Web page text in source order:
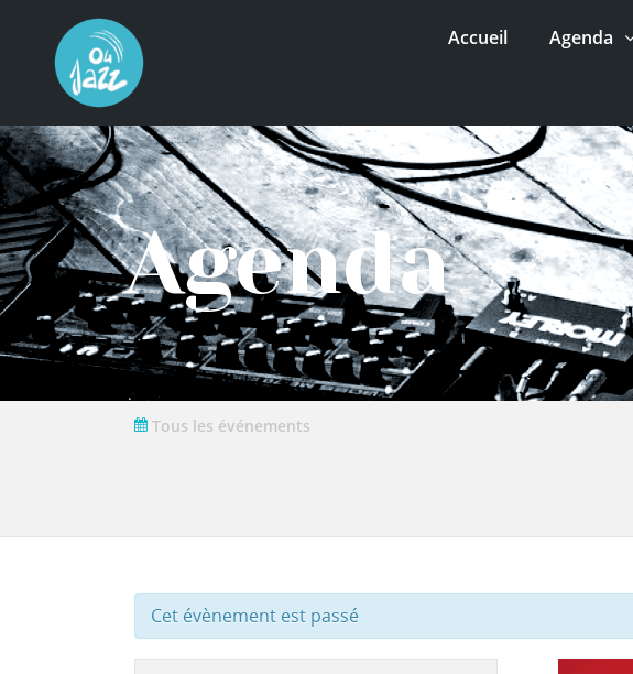
Accueil Agenda
Agenda
Tous les événements
Cet évènement est passé